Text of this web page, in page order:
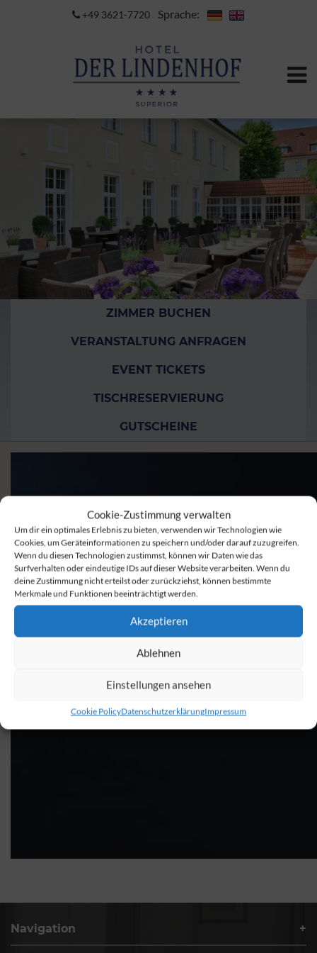
Cookie-Zustimmung verwalten
Um dir ein optimales Erlebnis zu bieten, verwenden wir Technologien wie
Cookies, um Geräteinformationen zu speichern und/oder darauf zuzugreifen.
Wenn du diesen Technologien zustimmst, können wir Daten wie das
Surfverhalten oder eindeutige IDs auf dieser Website verarbeiten. Wenn du
deine Zustimmung nicht erteilst oder zurückziehst, können bestimmte
Merkmale und Funktionen beeinträchtigt werden.
Akzeptieren
Ablehnen
Einstellungen ansehen
Cookie PolicyDatenschutzerklärungImpressum
+49 3621-7720 Sprache:
ZIMMER BUCHEN
VERANSTALTUNG ANFRAGEN
EVENT TICKETS
TISCHRESERVIERUNG
GUTSCHEINE
Navigation